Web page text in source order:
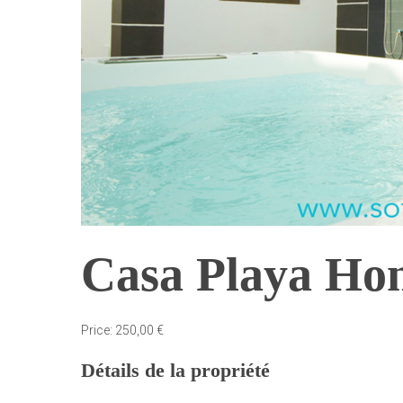
Casa Playa
Price: 250,00 €
Détails de la propriété